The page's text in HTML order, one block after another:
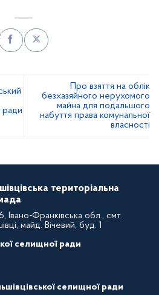
ради
Про взяття на облік
безхазяйного нерухомого
майна для подальшого
набуття права комунальної
власності
територіальна
Івано-Франківська обл., смт.
майд. Вічевий, буд. 1
селищної ради
селищної ради